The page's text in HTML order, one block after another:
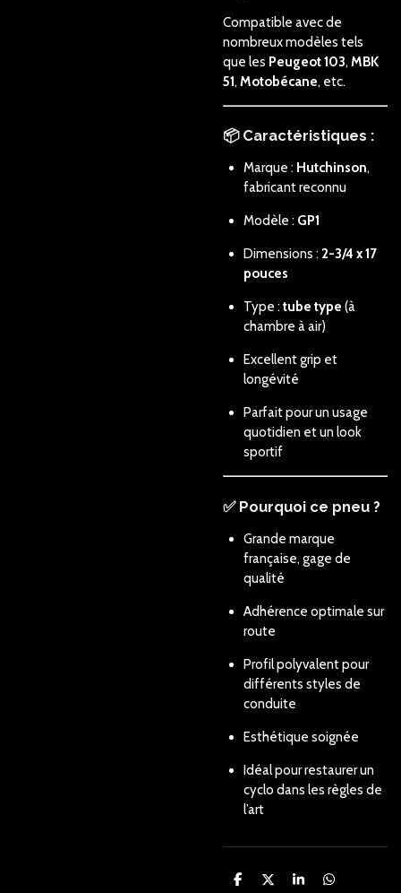
Compatible avec de
nombreux modèles tels
que les Peugeot 103, MBK
51, Motobécane, etc.
📦 Caractéristiques :
Marque : Hutchinson,
fabricant reconnu
Modèle : GP1
Dimensions :2-3/4 x 17
pouces
Type :tube type (à
chambre à air)
Excellent grip et
longévité
Parfait pour un usage
quotidien et un look
sportif
✅ Pourquoi ce pneu ?
Grande marque
française, gage de
qualité
Adhérence optimale sur
route
Profil polyvalent pour
différents styles de
conduite
Esthétique soignée
Idéal pour restaurer un
cyclo dans les règles de
l’art
P
P
P
P